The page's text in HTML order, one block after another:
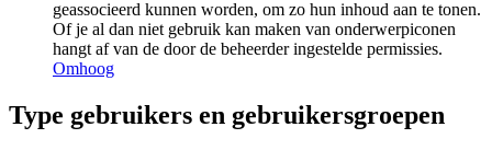
geassocieerd kunnen worden, om zo hun inhoud aan te tonen.
Of je al dan niet gebruik kan maken van onderwerpiconen
hangt af van de door de beheerder ingestelde permissies.
Omhoog
Type gebruikers en gebruikersgroepen